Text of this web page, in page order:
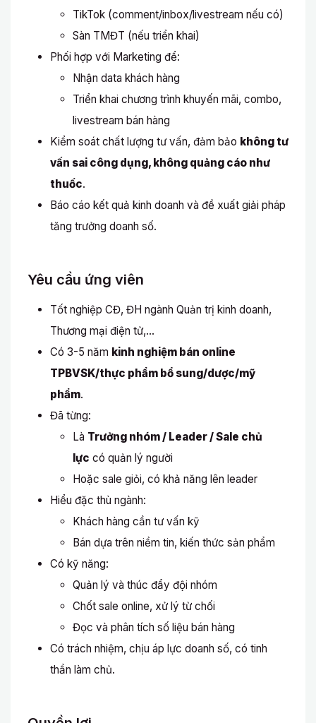
TikTok (comment/inbox/livestream nếu có)
Sàn TMĐT (nếu triển khai)
Phối hợp với Marketing để:
Nhận data khách hàng
Triển khai chương trình khuyến mãi, combo,
livestream bán hàng
Kiểm soát chất lượng tư vấn, đảm bảo không tư
vấn sai công dụng, không quảng cáo như
thuốc.
Báo cáo kết quả kinh doanh và đề xuất giải pháp
tăng trưởng doanh số.
Yêu cầu ứng viên
Tốt nghiệp CĐ, ĐH ngành Quản trị kinh doanh,
Thương mại điện tử,...
Có 3-5 năm kinh nghiệm bán online
TPBVSK/thực phẩm bổ sung/dược/mỹ
phẩm.
Đã từng:
Là Trưởng nhóm / Leader / Sale chủ
lực có quản lý người
Hoặc sale giỏi, có khả năng lên leader
Hiểu đặc thù ngành:
Khách hàng cần tư vấn kỹ
Bán dựa trên niềm tin, kiến thức sản phẩm
Có kỹ năng:
Quản lý và thúc đẩy đội nhóm
Chốt sale online, xử lý từ chối
Đọc và phân tích số liệu bán hàng
Có trách nhiệm, chịu áp lực doanh số, có tinh
thần làm chủ.